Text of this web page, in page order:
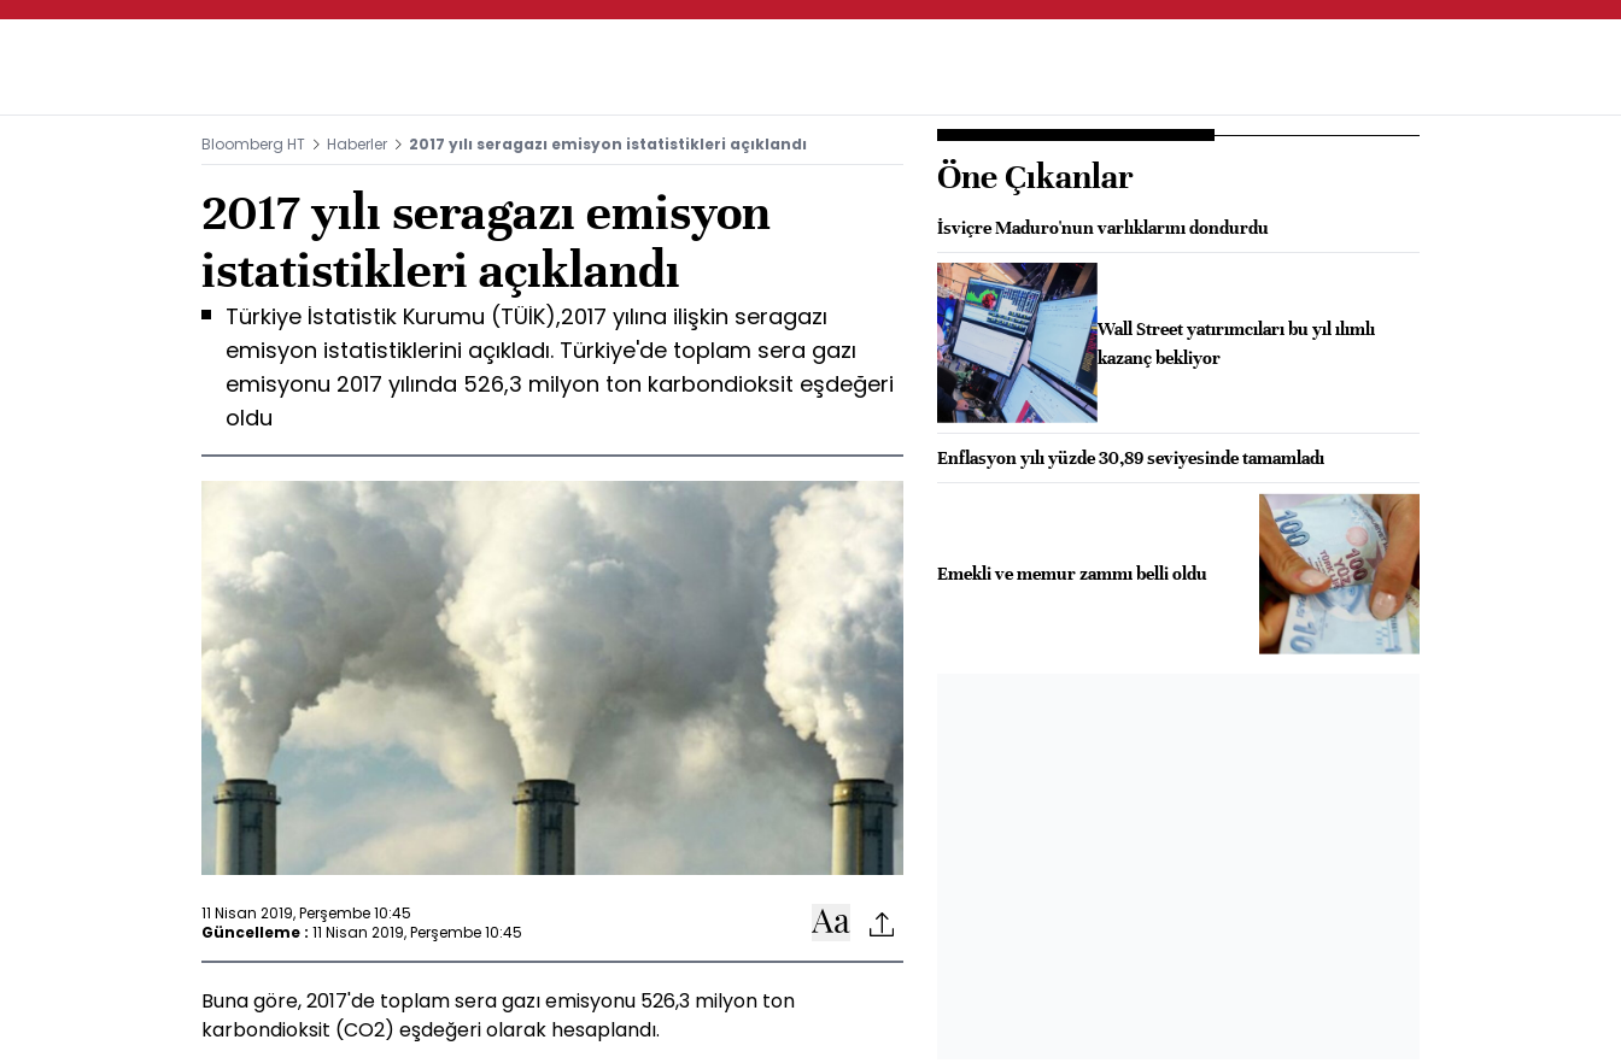
Bloomberg HT Haberler 2017 yılı seragazı emisyon istatistikleri açıklandı
2017 yılı seragazı emisyon
istatistikleri açıklandı
Türkiye İstatistik Kurumu (TÜİK),2017 yılına ilişkin seragazı
emisyon istatistiklerini açıkladı. Türkiye'de toplam sera gazı
emisyonu 2017 yılında 526,3 milyon ton karbondioksit eşdeğeri
oldu
11 Nisan 2019, Perşembe 10:45
Güncelleme : 11 Nisan 2019, Perşembe 10:45
Buna göre, 2017'de toplam sera gazı emisyonu 526,3 milyon ton
karbondioksit (CO2) eşdeğeri olarak hesaplandı.
Öne Çıkanlar
İsviçre Maduro'nun varlıklarını dondurdu
Wall Street yatırımcıları bu yıl ılımlı
kazanç bekliyor
Enflasyon yılı yüzde 30,89 seviyesinde tamamladı
Emekli ve memur zammı belli oldu